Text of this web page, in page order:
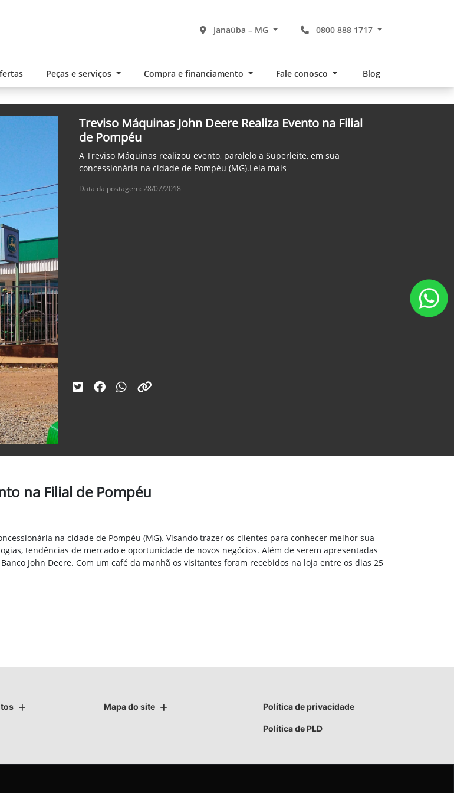
0800 888 1717
Janaúba – MG
Peças e serviços Compra e financiamento Fale conosco Blog
Treviso Máquinas John Deere Realiza Evento na Filial
de Pompéu
A Treviso Máquinas realizou evento, paralelo a Superleite, em sua
concessionária na cidade de Pompéu (MG).Leia mais
Data da postagem: 28/07/2018
na Filial de Pompéu
na cidade de Pompéu (MG). Visando trazer os clientes para conhecer melhor sua
tendências de mercado e oportunidade de novos negócios. Além de serem apresentadas
John Deere. Com um café da manhã os visitantes foram recebidos na loja entre os dias 25
Mapa do site Política de privacidade
Política de PLD